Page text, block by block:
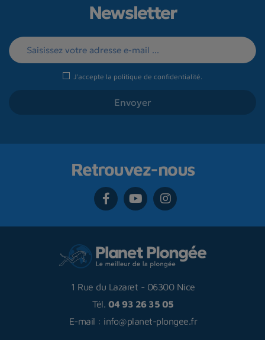
Newsletter
J'accepte la politique de confidentialité.
Retrouvez-nous
1 Rue du Lazaret - 06300 Nice
Tél. 04 93 26 35 05
E-mail : info@planet-plongee.fr